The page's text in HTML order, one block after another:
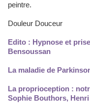
peintre.
Douleur Douceur
Edito : Hypnose et
Bensoussan
La maladie de
La proprioception :
Sophie Bouthors,